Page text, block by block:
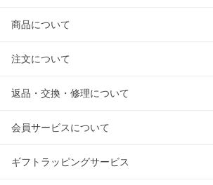
商品について
注文について
返品・交換・修理について
会員サービスについて
ギフトラッピングサービス